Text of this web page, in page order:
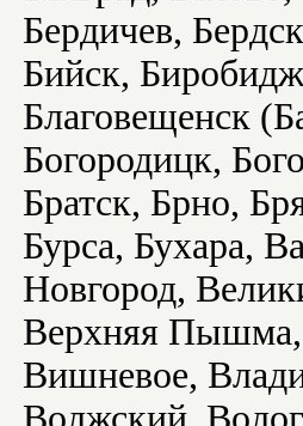
Бердичев,
Бийск,
Благовещенск
Богородицк,
Братск, Брно,
Бурса, Бухара,
Новгород,
Верхняя Пышма,
Вишневое,